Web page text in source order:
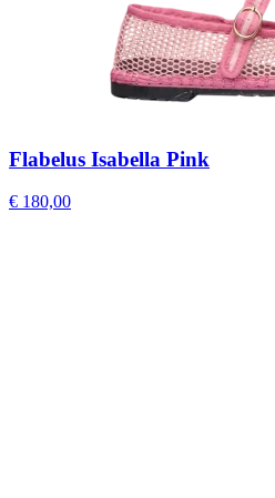
Flabelus Isabella Pink
€ 180,00